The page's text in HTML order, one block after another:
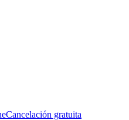
Cancelación gratuita